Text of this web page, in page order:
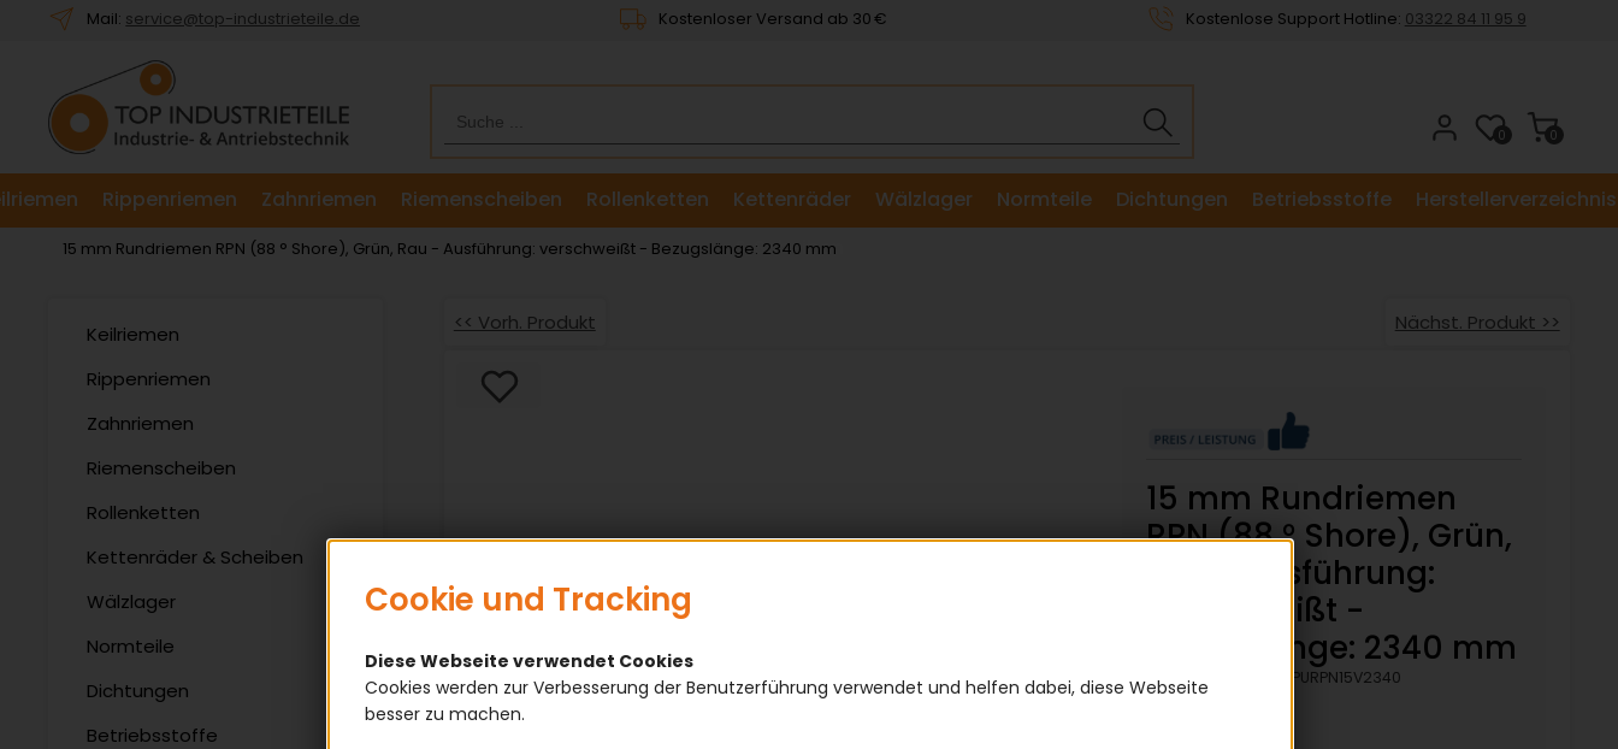
Willkommen.
für
das
Barrierefreiheitsmenü
Mail: service@top-industrieteile.de Kostenloser Versand ab 30 € Kostenlose Support Hotline: 03322 84 11 95 9
0
0
Rippenriemen Zahnriemen Riemenscheiben Rollenketten
Kettenräder
& Scheiben
Wälzlager Normteile Dichtungen Betriebsstoffe Herstellerverzeichnis
15 mm Rundriemen RPN (88 ° Shore), Grün, Rau - Ausführung: verschweißt - Bezugslänge: 2340 mm
Keilriemen
Rippenriemen
Zahnriemen
Riemenscheiben
Rollenketten
Kettenräder & Scheiben
Wälzlager
Normteile
Dichtungen
Betriebsstoffe
<< Vorh. Produkt Nächst. Produkt >>
15 mm Rundriemen
RPN (88 ° Shore), Grün,
Rau - Ausführung:
verschweißt -
Bezugslänge: 2340 mm
Artikelnummer: KPURPN15V2340
Cookie und Tracking
Diese Webseite verwendet Cookies
Cookies werden zur Verbesserung der Benutzerführung verwendet und helfen dabei, diese Webseite
besser zu machen.